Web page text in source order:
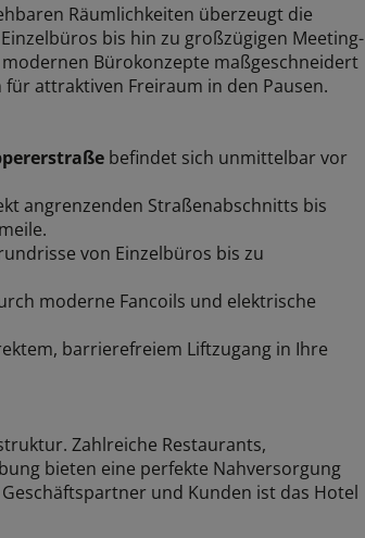
Räumlichkeiten überzeugt die
bis hin zu großzügigen Meeting-
Bürokonzepte maßgeschneidert
attraktiven Freiraum in den Pausen.
befindet sich unmittelbar vor
angrenzenden Straßenabschnitts bis
von Einzelbüros bis zu
moderne Fancoils und elektrische
barrierefreiem Liftzugang in Ihre
Zahlreiche Restaurants,
bieten eine perfekte Nahversorgung
und Kunden ist das Hotel